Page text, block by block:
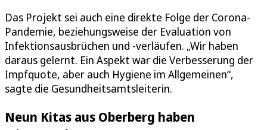
Das Projekt sei auch eine direkte Folge der Corona-
Pandemie, beziehungsweise der Evaluation von
Infektionsausbrüchen und -verläufen. „Wir haben
daraus gelernt. Ein Aspekt war die Verbesserung der
Impfquote, aber auch Hygiene im Allgemeinen“,
sagte die Gesundheitsamtsleiterin.
Neun Kitas aus Oberberg haben